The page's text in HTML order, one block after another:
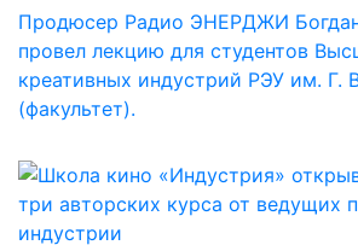
Продюсер Радио ЭНЕРДЖИ
провел лекцию для студентов
креативных индустрий РЭУ им. Г.
(факультет).